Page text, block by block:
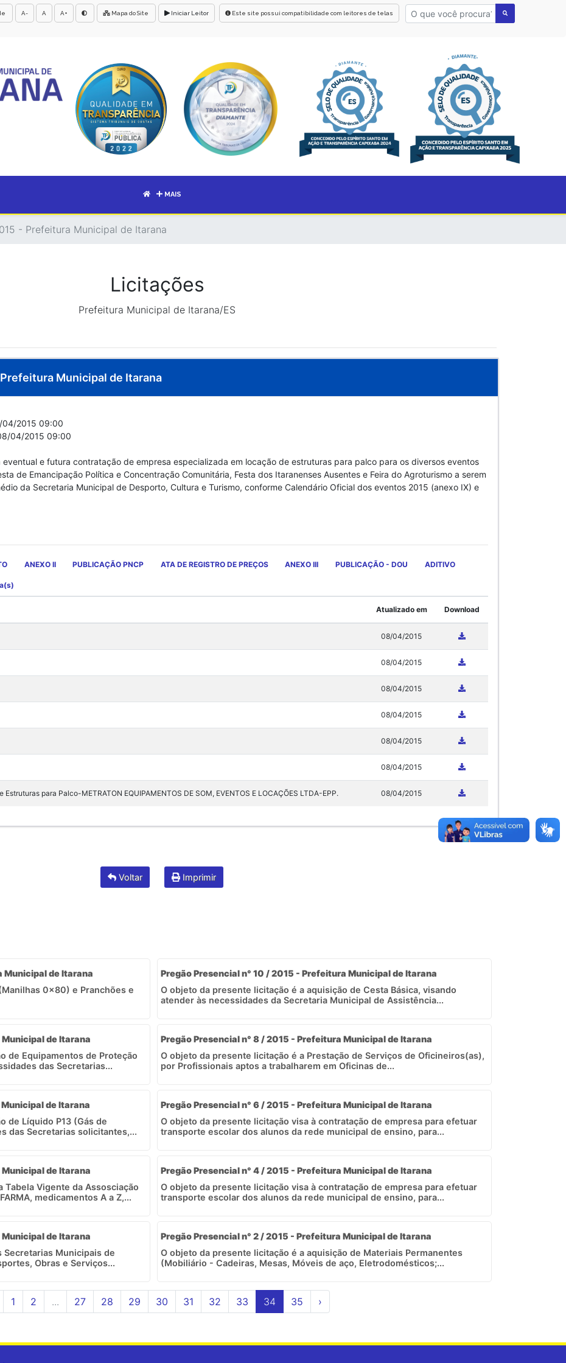
A- A A+ Mapa do Site Iniciar Leitor Este site possui compatibilidade com leitores de telas
MAIS
- Prefeitura Municipal de Itarana
Licitações
Prefeitura Municipal de Itarana/ES
Municipal de Itarana
2015 09:00
04/2015 09:00
e futura contratação de empresa especializada em locação de estruturas para palco para os diversos eventos
de Emancipação Política e Concentração Comunitária, Festa dos Itaranenses Ausentes e Feira do Agroturismo a serem
da Secretaria Municipal de Desporto, Cultura e Turismo, conforme Calendário Oficial dos eventos 2015 (anexo IX) e
ANEXO II PUBLICAÇÃO PNCP ATA DE REGISTRO DE PREÇOS ANEXO III PUBLICAÇÃO - DOU ADITIVO
Atualizado em Download
08/04/2015
08/04/2015
08/04/2015
08/04/2015
08/04/2015
08/04/2015
para Palco-METRATON EQUIPAMENTOS DE SOM, EVENTOS E LOCAÇÕES LTDA-EPP. 08/04/2015
Voltar Imprimir
Municipal de Itarana
0x80) e Pranchões e
Pregão Presencial n° 10 / 2015 - Prefeitura Municipal de Itarana
O objeto da presente licitação é a aquisição de Cesta Básica, visando
atender às necessidades da Secretaria Municipal de Assistência...
de Itarana
de Equipamentos de Proteção
das Secretarias...
Pregão Presencial n° 8 / 2015 - Prefeitura Municipal de Itarana
O objeto da presente licitação é a Prestação de Serviços de Oficineiros(as),
por Profissionais aptos a trabalharem em Oficinas de...
de Itarana
de Líquido P13 (Gás de
das Secretarias solicitantes,...
Pregão Presencial n° 6 / 2015 - Prefeitura Municipal de Itarana
O objeto da presente licitação visa à contratação de empresa para efetuar
transporte escolar dos alunos da rede municipal de ensino, para...
de Itarana
Vigente da Assosciação
medicamentos A a Z,...
Pregão Presencial n° 4 / 2015 - Prefeitura Municipal de Itarana
O objeto da presente licitação visa à contratação de empresa para efetuar
transporte escolar dos alunos da rede municipal de ensino, para...
de Itarana
Secretarias Municipais de
Obras e Serviços...
Pregão Presencial n° 2 / 2015 - Prefeitura Municipal de Itarana
O objeto da presente licitação é a aquisição de Materiais Permanentes
(Mobiliário - Cadeiras, Mesas, Móveis de aço, Eletrodomésticos;...
1 2 ... 27 28 29 30 31 32 33 34 35 ›